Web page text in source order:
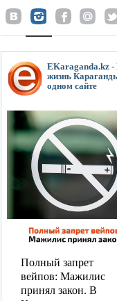
EKaraganda.kz -
жизнь
одном сайте